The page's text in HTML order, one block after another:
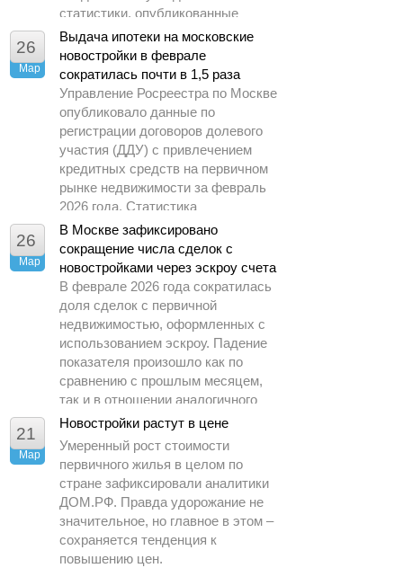
статистики, опубликованные
Управлением Росреестра по
Москве.
26
Мар
Выдача ипотеки на московские
новостройки в феврале
сократилась почти в 1,5 раза
Управление Росреестра по Москве
опубликовало данные по
регистрации договоров долевого
участия (ДДУ) с привлечением
кредитных средств на первичном
рынке недвижимости за февраль
2026 года. Статистика
демонстрирует заметное
охлаждение спроса по сравнению
с предыдущими периодами.
26
Мар
В Москве зафиксировано
сокращение числа сделок с
новостройками через эскроу счета
В феврале 2026 года сократилась
доля сделок с первичной
недвижимостью, оформленных с
использованием эскроу. Падение
показателя произошло как по
сравнению с прошлым месяцем,
так и в отношении аналогичного
периода 2025 года.
21
Мар
Новостройки растут в цене
Умеренный рост стоимости
первичного жилья в целом по
стране зафиксировали аналитики
ДОМ.РФ. Правда удорожание не
значительное, но главное в этом –
сохраняется тенденция к
повышению цен.